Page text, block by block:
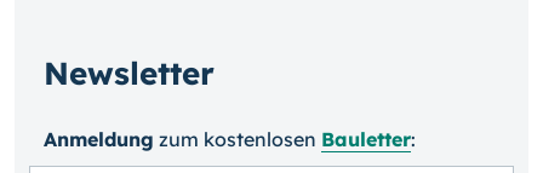
Newsletter
Anmeldung zum kosten­losen Bauletter: